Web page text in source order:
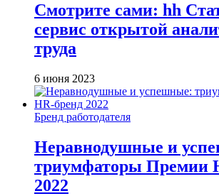
Смотрите сами: hh
сервис открытой
труда
6 июня 2023
Бренд работодателя
Неравнодушные и
триумфаторы Премии
2022